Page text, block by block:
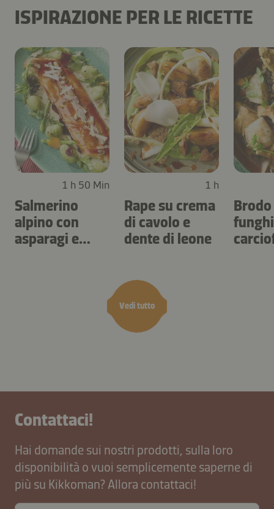
ISPIRAZIONE PER LE RICETTE
Vedi tutto
1 h 50 Min
Salmerino
alpino con
asparagi e
1 h
Rape su crema
di cavolo e
dente di leone
Contattaci!
Hai domande sui nostri prodotti, sulla loro
disponibilità o vuoi semplicemente saperne di
più su Kikkoman? Allora contattaci!